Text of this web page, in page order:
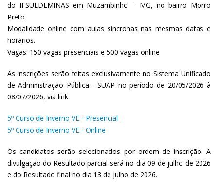
do IFSULDEMINAS em Muzambinho – MG, no bairro Morro
Preto
Modalidade online com aulas síncronas nas mesmas datas e
horários.
Vagas: 150 vagas presenciais e 500 vagas online
As inscrições serão feitas exclusivamente no Sistema Unificado
de Administração Pública - SUAP no período de 20/05/2026 à
08/07/2026, via link:
5º Curso de Inverno VE - Presencial
5º Curso de Inverno VE - Online
Os candidatos serão selecionados por ordem de inscrição. A
divulgação do Resultado parcial será no dia 09 de julho de 2026
e do Resultado final no dia 13 de julho de 2026.